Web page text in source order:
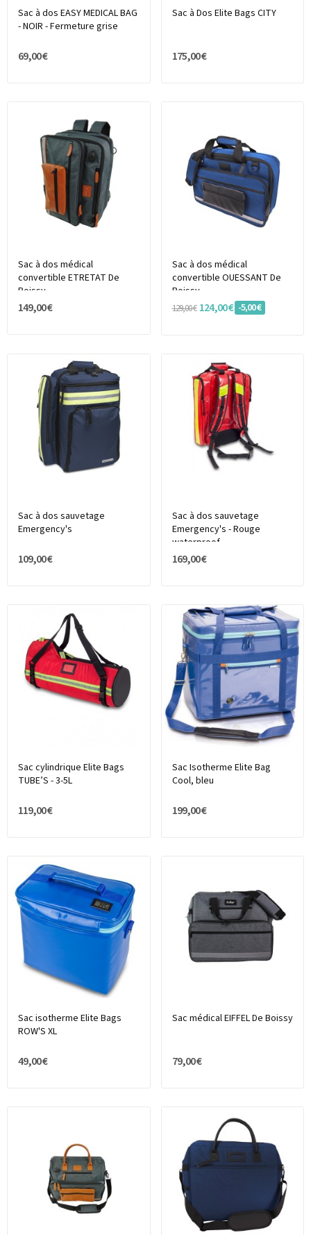
Sac à dos EASY MEDICAL BAG
- NOIR - Fermeture grise
69,00 €
Sac à Dos Elite Bags CITY
175,00 €
Sac à dos médical
convertible ETRETAT De
Boissy
149,00 €
Sac à dos médical
convertible OUESSANT De
Boissy
129,00 € 124,00 € -5,00 €
Sac à dos sauvetage
Emergency's
109,00 €
Sac à dos sauvetage
Emergency's - Rouge
waterproof
169,00 €
Sac cylindrique Elite Bags
TUBE’S - 3-5L
119,00 €
Sac Isotherme Elite Bag
Cool, bleu
199,00 €
Sac isotherme Elite Bags
ROW'S XL
49,00 €
Sac médical EIFFEL De Boissy
79,00 €